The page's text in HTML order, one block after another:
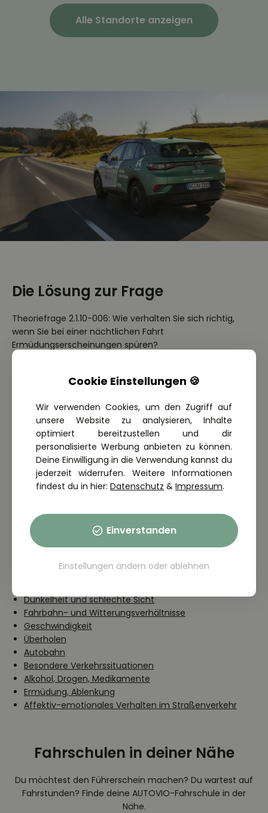
Alle Standorte anzeigen
Die Lösung zur Frage
Theoriefrage 2.1.10-006: Wie verhalten Sie sich richtig,
wenn Sie bei einer nächtlichen Fahrt
Ermüdungserscheinungen spüren?
ausreichende Pause ✅
fahren ✅
Falsch: Ich verzichte auf eine Unterbrechung und
kämpfe gegen die Müdigkeit an ❌
Weitere passende Führerschein
Bereite dich auf deine Führerschein Theorieprüfung vor.
Lerne auch die Theoriefragen weiterer passender
Themen.
Grundformen des Verkehrsverhaltens
Dunkelheit und schlechte Sicht
Fahrbahn- und Witterungsverhältnisse
Geschwindigkeit
Überholen
Autobahn
Besondere Verkehrssituationen
Alkohol, Drogen, Medikamente
Ermüdung, Ablenkung
Affektiv-emotionales Verhalten im Straßenverkehr
Fahrschulen in deiner Nähe
Du möchtest den Führerschein machen? Du wartest auf
Fahrstunden? Finde deine AUTOVIO-Fahrschule in der
Nähe.
Cookie Einstellungen 🍪
Wir verwenden Cookies, um den Zugriff auf
unsere Website zu analysieren, Inhalte
optimiert bereitzustellen und dir
personalisierte Werbung anbieten zu können.
Deine Einwilligung in die Verwendung kannst du
jederzeit widerrufen. Weitere Informationen
findest du in hier: Datenschutz & Impressum.
Einverstanden
Einstellungen ändern oder ablehnen